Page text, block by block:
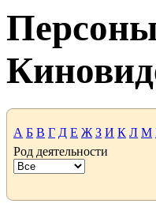
А Б В Г Д Е Ж З И К Л М
Род деятельности